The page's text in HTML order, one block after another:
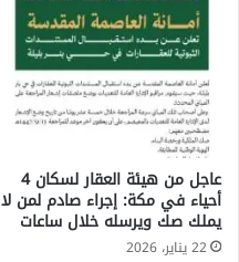
عاجل من هيئة العقار لسكان 4
أحياء في مكة: إجراء صادم لمن لا
يملك صك ويرسله خلال ساعات
22 يناير، 2026